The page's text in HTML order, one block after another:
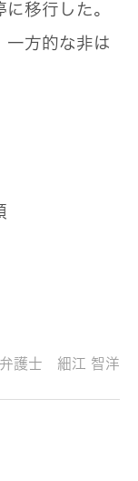
移行した。
一方的な非は
弁護士 細江 智洋